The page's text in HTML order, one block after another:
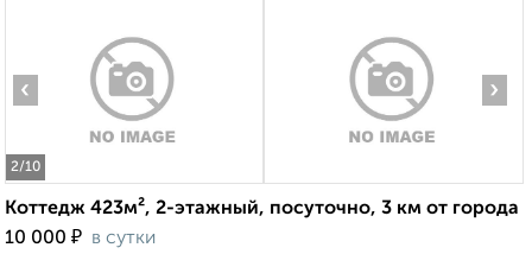
2/10
‹ ›
Коттедж 423м², 2-этажный, посуточно, 3 км от города
10 000 ₽ в сутки